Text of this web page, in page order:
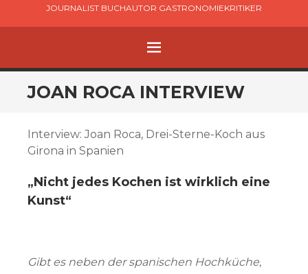
JOURNALIST BUCHAUTOR GASTRONOMIEKRITIKER
MENÜ
ZUM
INHALT
JOAN ROCA INTERVIEW
Interview: Joan Roca, Drei-Sterne-Koch aus
Girona in Spanien
„Nicht jedes Kochen ist wirklich eine
Kunst“
Gibt es neben der spanischen Hochküche,